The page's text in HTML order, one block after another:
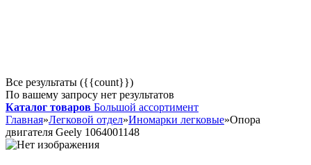
Все результаты ({{count}})
По вашему запросу нет результатов
Каталог товаров Большой ассортимент
Главная»Легковой отдел»Иномарки легковые»Опора
двигателя Geely 1064001148